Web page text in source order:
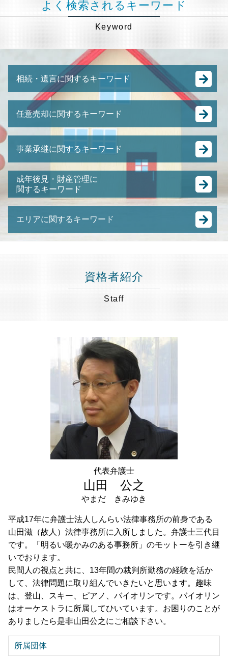
よく検索されるキーワード
Keyword
相続・遺言に関するキーワード
公正証書遺言 自分で
田舎 土地 相続
相続税 修正申告
遺留分 兄弟
遺言書 認知症
譲渡 所得税 相続
配偶者居住権 とは
遺産 使い込み
限定承認 手続き
公正証書遺言 もめる
相続 遺産がない場合
土地 相続放棄 できない
アパート 相続
任意売却に関するキーワード
土地 競売
不動産 競売
強制 競売 とは
任意整理 弁護士費用
住宅ローン 売却
競売 とは
事業承継に関するキーワード
M&A スキーム
中小企業 後継者問題
M&A 種類
跡継ぎ 問題
中小企業庁 事業承継
M&A 株式譲渡
特定承継 とは
事業承継 後継者
中小企業 合併
経営 承継
有限会社 事業承継
株式譲渡 手続き
成年後見・財産管理に
関するキーワード
成年後見人
成年後見人とは わかりやすく
親 後見人 になるには
認知症 預金管理
任意後見 制度
後見 とは
未成年 後見人
認知症 後見人
エリアに関するキーワード
事業承継 千葉県 弁護士 相談
遺言書作成 港区 弁護士 相談
成年後見 千葉県 弁護士 相談
事業承継 東京都 弁護士 相談
任意売却 埼玉県 弁護士 相談
任意売却 目黒区 弁護士 相談
遺言書作成 千葉県 弁護士 相談
不動産相続 品川区 弁護士 相談
成年後見 世田谷区 弁護士 相談
成年後見 東京都 弁護士 相談
遺言書作成 東京都 弁護士 相談
相続 節税 千葉県 弁護士 相談
成年後見 品川区 弁護士 相談
事業承継 神奈川県 弁護士 相談
相続 節税 品川区 弁護士 相談
財産管理 東京都 弁護士 相談
相続 節税 港区 弁護士 相談
資格者紹介
Staff
平成17年に弁護士法人しんらい法律事務所の前身である
山田滋（故人）法律事務所に入所しました。弁護士三代目
です。「明るい暖かみのある事務所」のモットーを引き継
いでおります。
民間人の視点と共に、13年間の裁判所勤務の経験を活か
して、法律問題に取り組んでいきたいと思います。趣味
は、登山、スキー、ピアノ、バイオリンです。バイオリン
はオーケストラに所属してひいています。お困りのことが
ありましたら是非山田公之にご相談下さい。
所属団体
代表弁護士
山田 公之
やまだ きみゆき